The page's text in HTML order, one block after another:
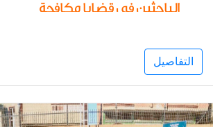
الباحثين في قضايا مكافحة
التفاصيل